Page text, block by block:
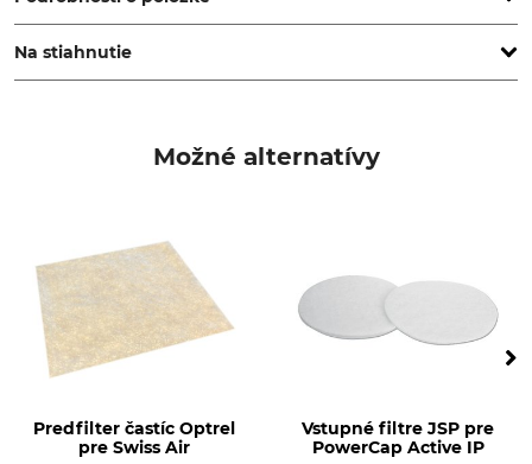
Značka
JSP
Filter
Na stiahnutie
Možné alternatívy
Predfilter častíc Optrel
pre Swiss Air
Vstupné filtre JSP pre
PowerCap Active IP